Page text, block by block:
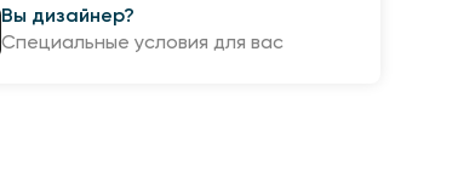
Вы дизайнер?
Специальные условия для вас